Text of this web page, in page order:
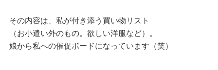
その内容は、私が付き添う買い物リスト
（お小遣い外のもの。欲しい洋服など）。
娘から私への催促ボードになっています（笑）